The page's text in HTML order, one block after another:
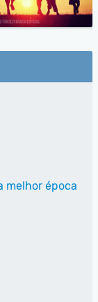
melhor época